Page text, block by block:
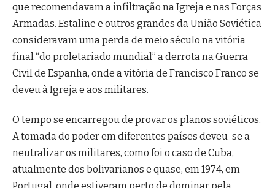
que recomendavam a infiltração na Igreja e nas Forças
Armadas. Estaline e outros grandes da União Soviética
consideravam uma perda de meio século na vitória
final “do proletariado mundial” a derrota na Guerra
Civil de Espanha, onde a vitória de Francisco Franco se
deveu à Igreja e aos militares.
O tempo se encarregou de provar os planos soviéticos.
A tomada do poder em diferentes países deveu-se a
neutralizar os militares, como foi o caso de Cuba,
atualmente dos bolivarianos e quase, em 1974, em